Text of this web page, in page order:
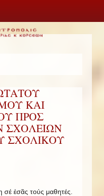
ΚΑΙ
ΠΡΟΣ
ΣΧΟΛΕΙΩΝ
ΣΧΟΛΙΚΟΥ
σέ ἐσᾶς τούς μαθητές.